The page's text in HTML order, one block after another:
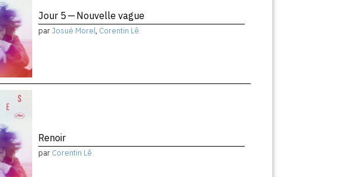
Jour 5 — Nouvelle vague
parJosué Morel, Corentin Lê
Renoir
par Corentin Lê